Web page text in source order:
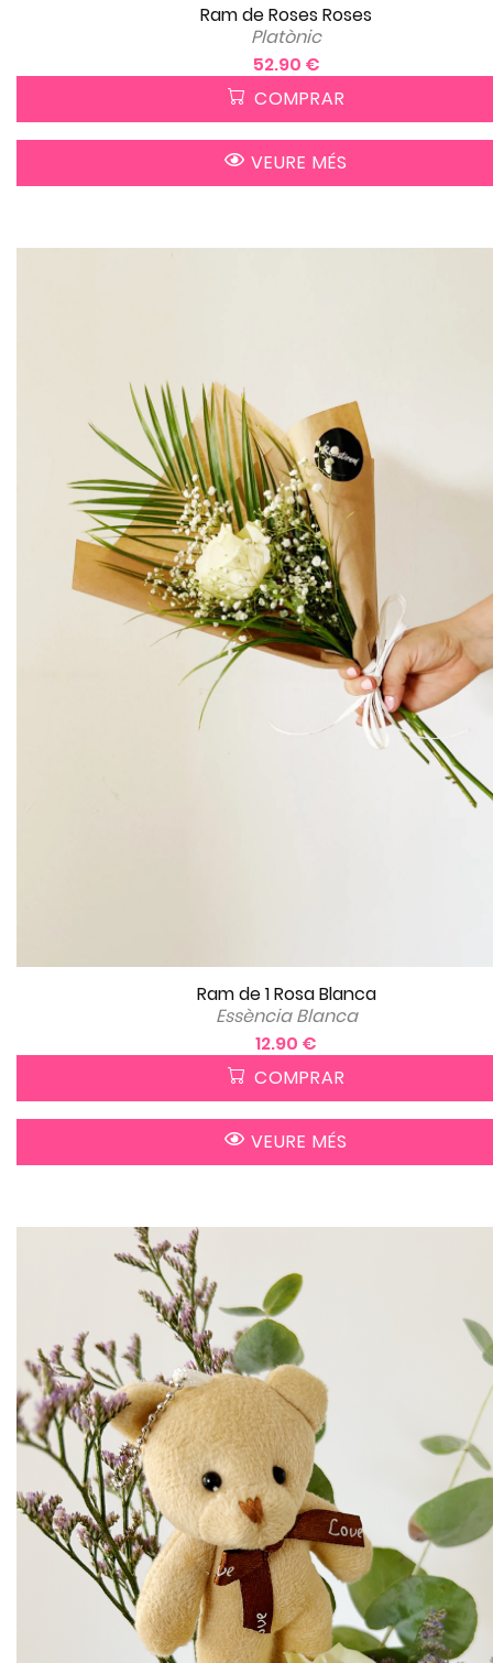
Ram de Roses Roses
Platònic
52.90 €
COMPRAR
VEURE MÉS
Ram de 1 Rosa Blanca
Essència Blanca
12.90 €
COMPRAR
VEURE MÉS